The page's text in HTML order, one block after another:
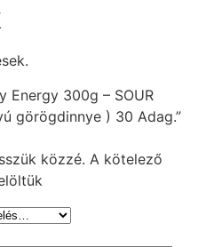
Energy 300g – SOUR
görögdinnye ) 30 Adag.”
közzé. A kötelező